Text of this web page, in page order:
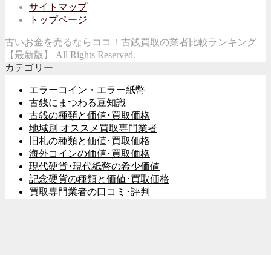
サイトマップ
トップページ
古いお金を売るならココ！古銭買取の業者比較ランキング
【最新版】 All Rights Reserved.
カテゴリー
エラーコイン・エラー紙幣
古銭にまつわる豆知識
古銭の種類と価値･買取価格
地域別 オススメ買取専門業者
旧札の種類と価値･買取価格
海外コインの価値･買取価格
現代硬貨･現代紙幣の希少価値
記念硬貨の種類と価値･買取価格
買取専門業者の口コミ･評判